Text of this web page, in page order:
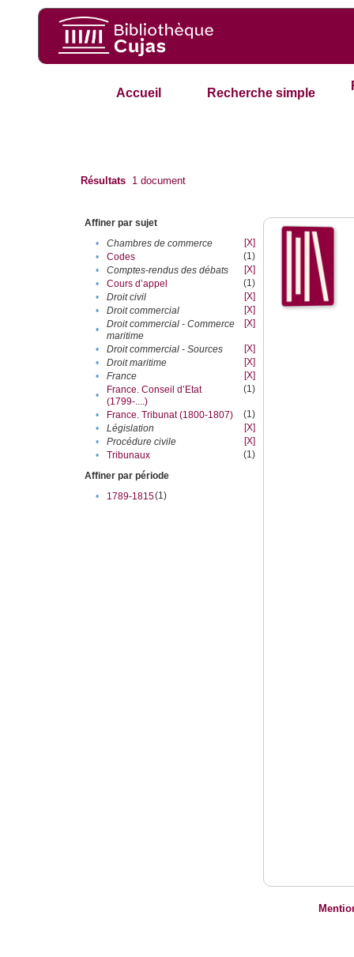
Accueil Recherche simple
Résultats 1 document
Affiner par sujet
•
Chambres de commerce
[X]
•
Codes
(1)
•
Comptes-rendus des débats
[X]
•
Cours d’appel
(1)
•
Droit civil
[X]
•
Droit commercial
[X]
•
Droit commercial - Commerce
maritime
[X]
• Droit commercial - Sources
[X]
•
Droit maritime
[X]
•
France
[X]
•
France. Conseil d’Etat
(1799-....)
(1)
• France. Tribunat (1800-1807)
(1)
•
Législation
[X]
•
Procédure civile
[X]
•
Tribunaux
(1)
Affiner par période
•
1789-1815(1)